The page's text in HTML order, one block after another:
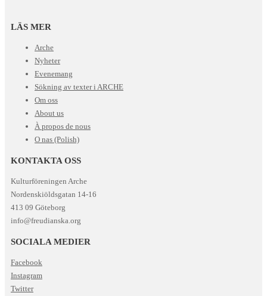
LÄS MER
Arche
Nyheter
Evenemang
Sökning av texter i ARCHE
Om oss
About us
À propos de nous
O nas (Polish)
KONTAKTA OSS
Kulturföreningen Arche
Nordenskiöldsgatan 14-16
413 09 Göteborg
info@freudianska.org
SOCIALA MEDIER
Facebook
Instagram
Twitter